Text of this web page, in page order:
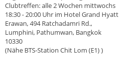
Clubtreffen: alle 2 Wochen mittwochs
18:30 - 20:00 Uhr im Hotel Grand Hyatt
Erawan, 494 Ratchadamri Rd.,
Lumphini, Pathumwan, Bangkok
10330
(Nähe BTS-Station Chit Lom (E1) )